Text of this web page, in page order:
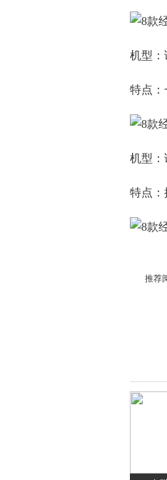
机型：
特点：
机型：
特点：
推荐